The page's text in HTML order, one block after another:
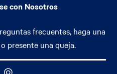
con Nosotros
frecuentes, haga una
presente una queja.